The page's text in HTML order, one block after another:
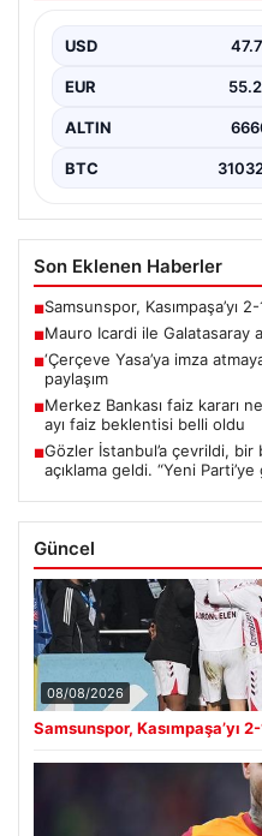
USD
EUR
ALTIN
BTC
Son Eklenen Haberler
■Samsunspor, Kasımpaşa’yı
■Mauro Icardi ile Galatasaray
■‘Çerçeve Yasa’ya imza
paylaşım
■Merkez Bankası faiz kararı
ayı faiz beklentisi belli oldu
■Gözler İstanbul’a çevrildi, bir
açıklama geldi. “Yeni
Güncel
08/08/2026
Samsunspor, Kasımpaşa’yı